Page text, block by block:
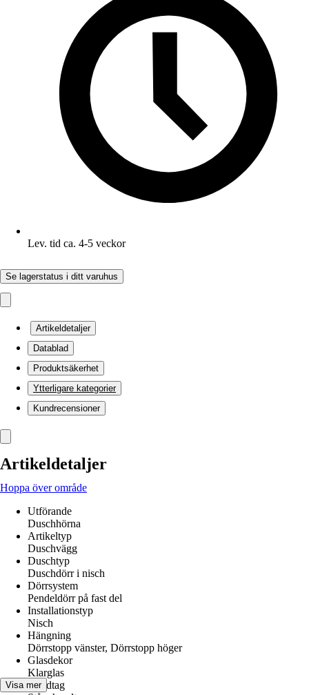
Lev. tid ca. 4-5 veckor
Se lagerstatus i ditt varuhus
Artikeldetaljer
Datablad
Produktsäkerhet
Ytterligare kategorier
Kundrecensioner
Artikeldetaljer
Hoppa över område
Utförande
Duschhörna
Artikeltyp
Duschvägg
Duschtyp
Duschdörr i nisch
Dörrsystem
Pendeldörr på fast del
Installationstyp
Nisch
Hängning
Dörrstopp vänster, Dörrstopp höger
Glasdekor
Klarglas
Handtag
Visa mer